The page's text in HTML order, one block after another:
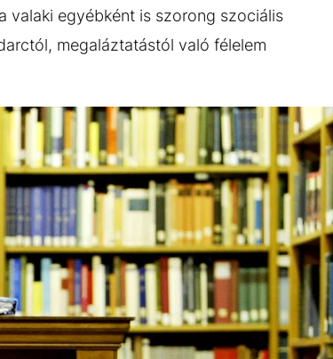
valaki egyébként is szorong szociális
megaláztatástól való félelem